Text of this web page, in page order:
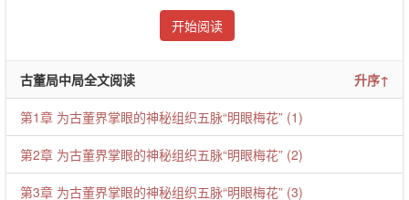
开始阅读
古董局中局全文阅读 升序↑
第1章 为古董界掌眼的神秘组织五脉“明眼梅花” (1)
第2章 为古董界掌眼的神秘组织五脉“明眼梅花” (2)
第3章 为古董界掌眼的神秘组织五脉“明眼梅花” (3)